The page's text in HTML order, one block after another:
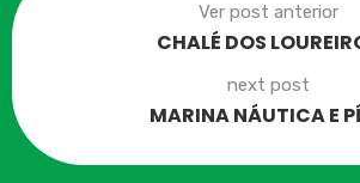
Ver post anterior
CHALÉ DOS
next post
MARINA NÁUTICA E